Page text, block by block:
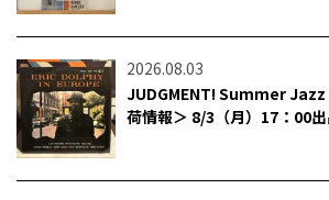
2026.08.03
JUDGMENT! Summer
荷情報＞ 8/3（月）17：00